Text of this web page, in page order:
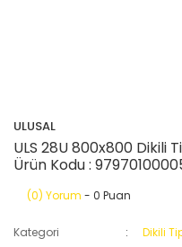
ULUSAL
ULS 28U 800x800 Dikili
Ürün Kodu :
(0) Yorum - 0 Puan
Kategori
Dikili